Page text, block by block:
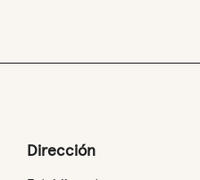
Dirección